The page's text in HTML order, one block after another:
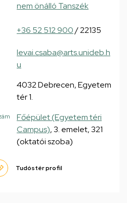
nem önálló Tanszék
+36 52 512 900/ 22135
levai.csaba@arts.unideb.h
u
4032 Debrecen, Egyetem
tér 1.
Főépület (Egyetem téri
Campus), 3. emelet, 321
(oktatói szoba)
Tudóstér profil